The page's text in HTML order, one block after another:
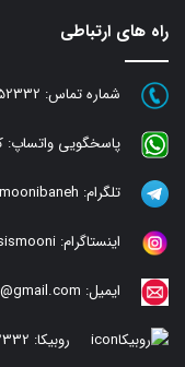
راه های ارتباطی
شماره تماس:
پاسخگویی واتساپ:
تلگرام:
اینستاگرام:
ایمیل:
روبیکا: